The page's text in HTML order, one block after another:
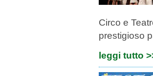
Circo e
prestigioso
leggi tutto